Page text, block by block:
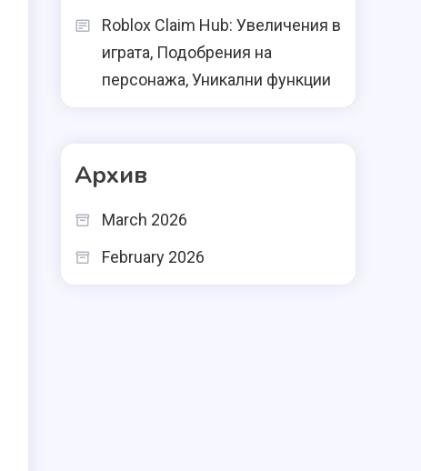
Roblox Claim Hub: Увеличения в
играта, Подобрения на
персонажа, Уникални функции
Архив
March 2026
February 2026